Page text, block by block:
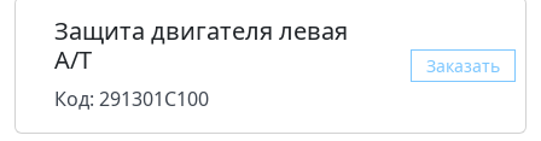
Защита двигателя левая
A/T
Код: 291301C100
Заказать